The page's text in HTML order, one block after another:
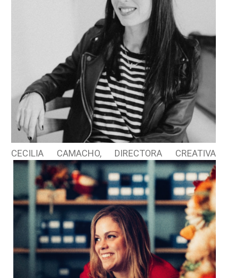
CECILIA CAMACHO, DIRECTORA CREATIVA